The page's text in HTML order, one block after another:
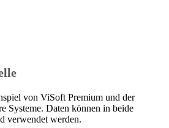
von ViSoft Premium und der
Systeme. Daten können in beide
verwendet werden.